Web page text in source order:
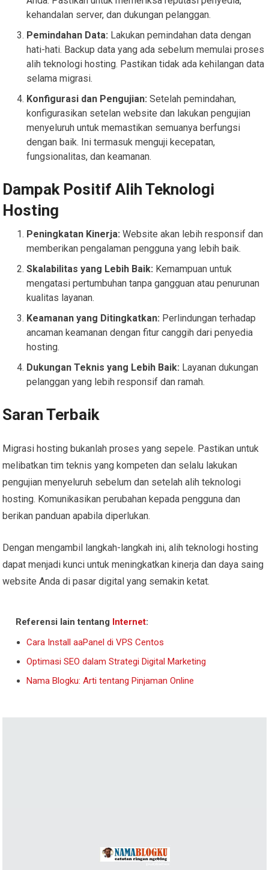
kehandalan server, dan dukungan pelanggan.
Pemindahan Data: Lakukan pemindahan data dengan
hati-hati. Backup data yang ada sebelum memulai proses
alih teknologi hosting. Pastikan tidak ada kehilangan data
selama migrasi.
Konfigurasi dan Pengujian: Setelah pemindahan,
konfigurasikan setelan website dan lakukan pengujian
menyeluruh untuk memastikan semuanya berfungsi
dengan baik. Ini termasuk menguji kecepatan,
fungsionalitas, dan keamanan.
Dampak Positif Alih Teknologi
Hosting
Peningkatan Kinerja: Website akan lebih responsif dan
memberikan pengalaman pengguna yang lebih baik.
Skalabilitas yang Lebih Baik: Kemampuan untuk
mengatasi pertumbuhan tanpa gangguan atau penurunan
kualitas layanan.
Keamanan yang Ditingkatkan: Perlindungan terhadap
ancaman keamanan dengan fitur canggih dari penyedia
hosting.
Dukungan Teknis yang Lebih Baik: Layanan dukungan
pelanggan yang lebih responsif dan ramah.
Saran Terbaik
Migrasi hosting bukanlah proses yang sepele. Pastikan untuk
melibatkan tim teknis yang kompeten dan selalu lakukan
pengujian menyeluruh sebelum dan setelah alih teknologi
hosting. Komunikasikan perubahan kepada pengguna dan
berikan panduan apabila diperlukan.
Dengan mengambil langkah-langkah ini, alih teknologi hosting
dapat menjadi kunci untuk meningkatkan kinerja dan daya saing
website Anda di pasar digital yang semakin ketat.
Referensi lain tentang Internet:
Cara Install aaPanel di VPS Centos
Optimasi SEO dalam Strategi Digital Marketing
Nama Blogku: Arti tentang Pinjaman Online